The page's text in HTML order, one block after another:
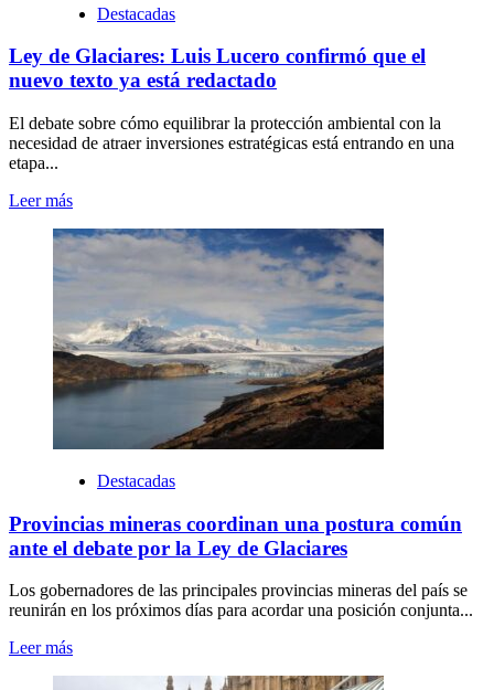
Destacadas
Ley de Glaciares: Luis Lucero confirmó que el
nuevo texto ya está redactado
El debate sobre cómo equilibrar la protección ambiental con la
necesidad de atraer inversiones estratégicas está entrando en una
etapa...
Leer más
Destacadas
Provincias mineras coordinan una postura común
ante el debate por la Ley de Glaciares
Los gobernadores de las principales provincias mineras del país se
reunirán en los próximos días para acordar una posición conjunta...
Leer más